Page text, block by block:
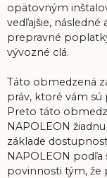
opätovným
vedľajšie,
prepravné
vývozné clá.
Táto obmedzená
práv, ktoré vám
Preto táto
NAPOLEON
základe
NAPOLEON podľa
povinnosti tým,